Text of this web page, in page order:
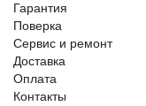
Гарантия
Поверка
Сервис и ремонт
Доставка
Оплата
Контакты